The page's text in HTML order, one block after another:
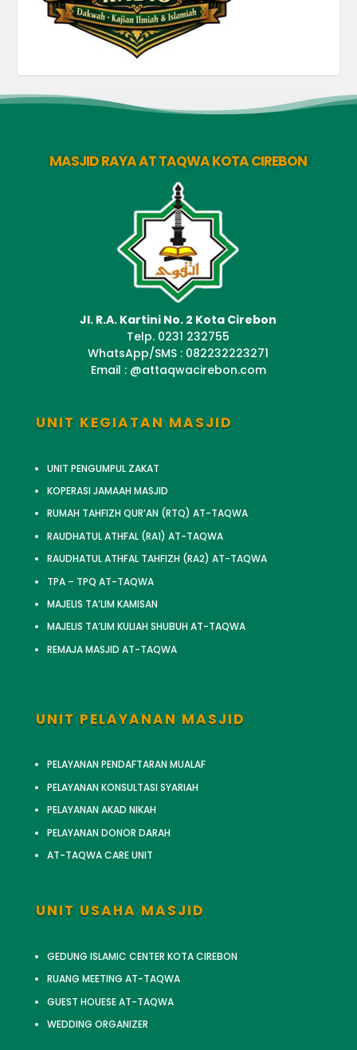
MASJID RAYA AT TAQWA KOTA CIREBON
Jl. R.A. Kartini No. 2 Kota Cirebon
Telp. 0231 232755
WhatsApp/SMS : 082232223271
Email : @attaqwacirebon.com
UNIT KEGIATAN MASJID
UNIT PENGUMPUL ZAKAT
KOPERASI JAMAAH MASJID
RUMAH TAHFIZH QUR’AN (RTQ) AT-TAQWA
RAUDHATUL ATHFAL (RA1) AT-TAQWA
RAUDHATUL ATHFAL TAHFIZH (RA2) AT-TAQWA
TPA – TPQ AT-TAQWA
MAJELIS TA’LIM KAMISAN
MAJELIS TA’LIM KULIAH SHUBUH AT-TAQWA
REMAJA MASJID AT-TAQWA
UNIT PELAYANAN MASJID
PELAYANAN PENDAFTARAN MUALAF
PELAYANAN KONSULTASI SYARIAH
PELAYANAN AKAD NIKAH
PELAYANAN DONOR DARAH
AT-TAQWA CARE UNIT
UNIT USAHA MASJID
GEDUNG ISLAMIC CENTER KOTA CIREBON
RUANG MEETING AT-TAQWA
GUEST HOUESE AT-TAQWA
WEDDING ORGANIZER